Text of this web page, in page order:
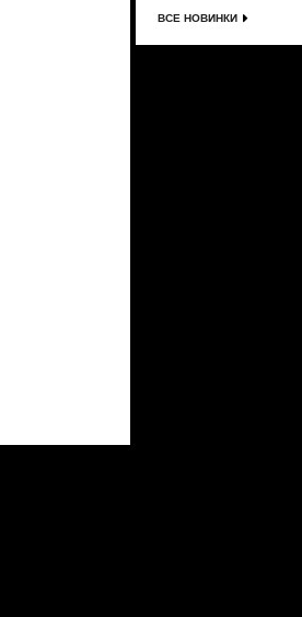
ВСЕ НОВИНКИ